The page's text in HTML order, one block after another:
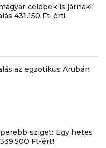
celebek is járnak!
431.150 Ft-ért!
az egzotikus Arubán
sziget: Egy hetes
Ft-ért!